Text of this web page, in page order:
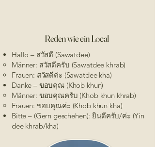
Reden wie ein Local
Hallo – สวัสดี (Sawatdee)
Männer: สวัสดีครับ (Sawatdee khrab)
Frauen: สวัสดีค่ะ (Sawatdee kha)
Danke – ขอบคุณ (Khob khun)
Männer: ขอบคุณครับ (Khob khun khrab)
Frauen: ขอบคุณค่ะ (Khob khun kha)
Bitte – (Gern geschehen): ยินดีครับ/ค่ะ (Yin
dee khrab/kha)